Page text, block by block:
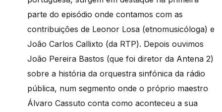
parte do episódio onde contamos com as
contribuições de Leonor Losa (etnomusicóloga) e
João Carlos Callixto (da RTP). Depois ouvimos
João Pereira Bastos (que foi diretor da Antena 2)
sobre a história da orquestra sinfónica da rádio
pública, num segmento onde o próprio maestro
Álvaro Cassuto conta como aconteceu a sua